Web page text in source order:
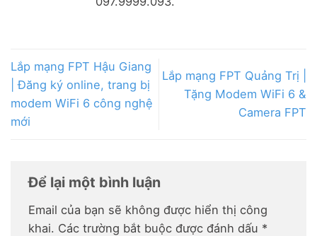
Lắp mạng FPT Hậu Giang
| Đăng ký online, trang bị
modem WiFi 6 công nghệ
mới
Lắp mạng FPT Quảng Trị |
Tặng Modem WiFi 6 &
Camera FPT
Để lại một bình luận
Email của bạn sẽ không được hiển thị công
khai. Các trường bắt buộc được đánh dấu *